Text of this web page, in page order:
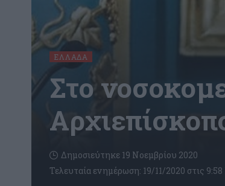
ΕΛΛΆΔΑ
Στο
Τελευταία ενημέρωση: 19/11/2020 στις
Δημοσιεύτηκε 19 Νοεμβρίου 2020